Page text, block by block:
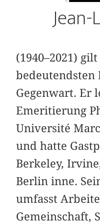
(1940–2021)
bedeutendsten
Gegenwart. Er
Emeritierung
Université
und hatte
Berkeley,
Berlin inne.
umfasst
Gemeinschaft,